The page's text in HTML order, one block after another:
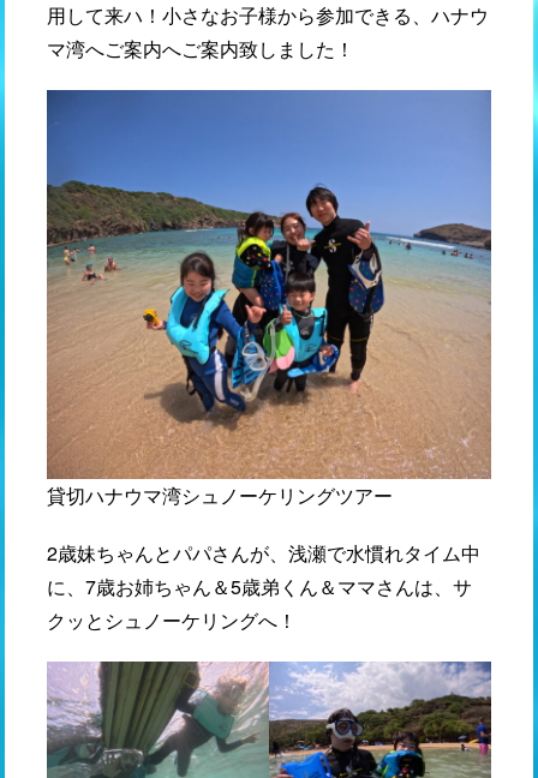
用して来ハ！小さなお子様から参加できる、ハナウ
マ湾へご案内へご案内致しました！
貸切ハナウマ湾シュノーケリングツアー
2歳妹ちゃんとパパさんが、浅瀬で水慣れタイム中
に、7歳お姉ちゃん＆5歳弟くん＆ママさんは、サ
クッとシュノーケリングへ！